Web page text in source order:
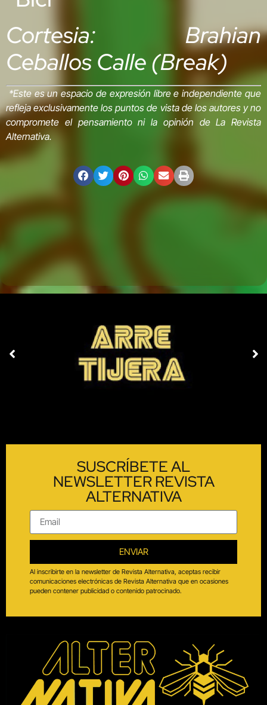
Cortesia: Brahian
Ceballos Calle (Break)
*Este es un espacio de expresión libre e independiente que
refleja exclusivamente los puntos de vista de los autores y no
compromete el pensamiento ni la opinión de La Revista
Alternativa.
SUSCRÍBETE AL
NEWSLETTER REVISTA
ALTERNATIVA
ENVIAR
Al inscribirte en la newsletter de Revista Alternativa, aceptas recibir
comunicaciones electrónicas de Revista Alternativa que en ocasiones
pueden contener publicidad o contenido patrocinado.